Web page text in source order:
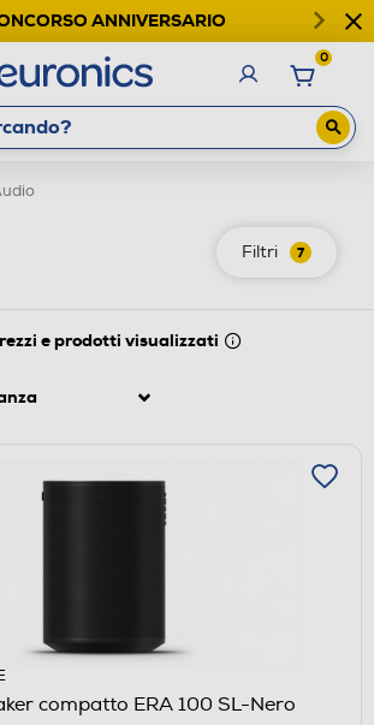
ANNIVERSARIO
0
Filtri 7
e prodotti visualizzati
compatto ERA 100 SL-Nero